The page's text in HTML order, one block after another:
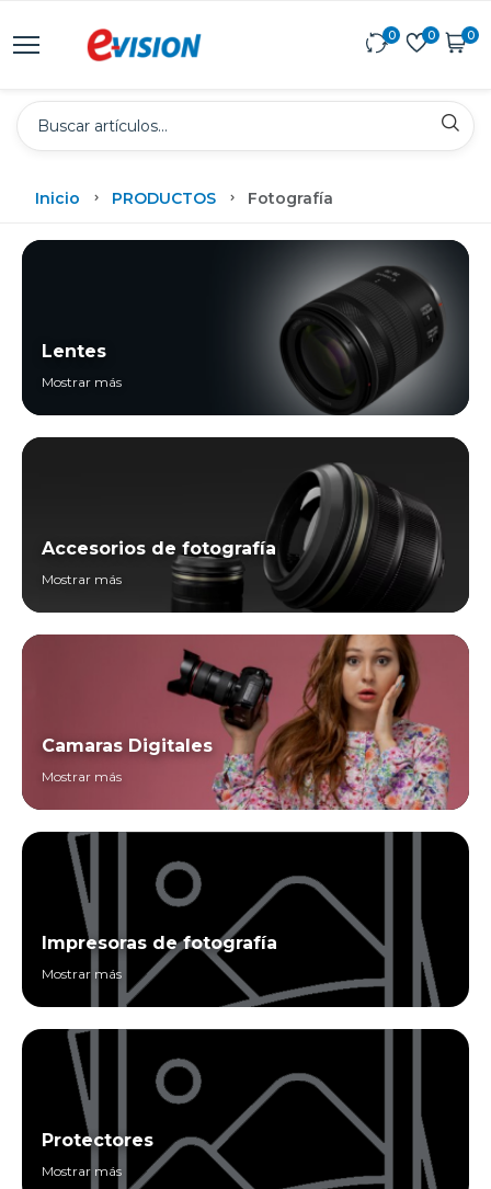
0 0 0
Inicio PRODUCTOS Fotografía
Lentes
Mostrar más
Accesorios de fotografía
Mostrar más
Camaras Digitales
Mostrar más
Impresoras de fotografía
Mostrar más
Protectores
Mostrar más